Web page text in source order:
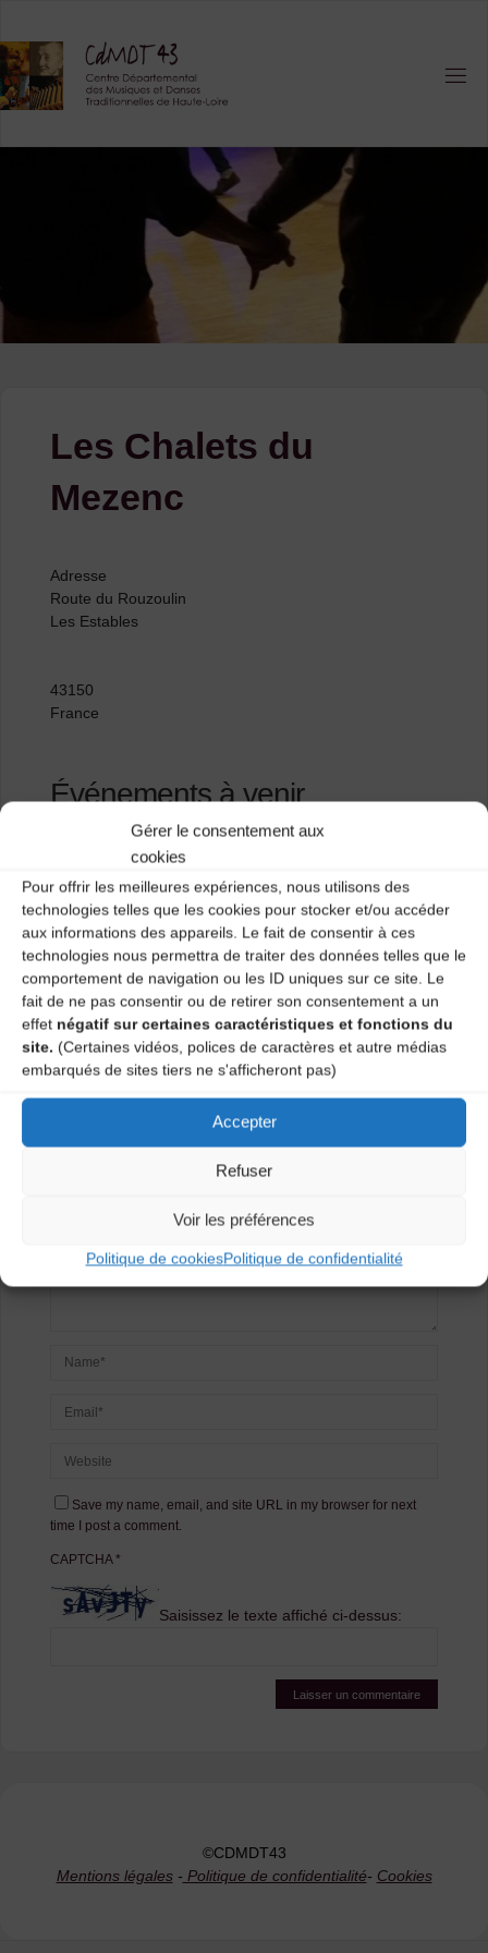
Gérer le consentement aux
cookies
Pour offrir les meilleures expériences, nous utilisons des
technologies telles que les cookies pour stocker et/ou accéder
aux informations des appareils. Le fait de consentir à ces
technologies nous permettra de traiter des données telles que le
comportement de navigation ou les ID uniques sur ce site. Le
fait de ne pas consentir ou de retirer son consentement a un
effet négatif sur certaines caractéristiques et fonctions du
site. (Certaines vidéos, polices de caractères et autre médias
embarqués de sites tiers ne s'afficheront pas)
Accepter
Refuser
Voir les préférences
Politique de cookiesPolitique de confidentialité
content
Les Chalets du
Mezenc
Adresse
Route du Rouzoulin
Les Estables
43150
France
Événements à venir
Ecole Calandreta
Allègre
Laisser un
commentaire
Save my name, email, and site URL in my browser for next
time I post a comment.
CAPTCHA*
Saisissez le texte affiché ci-dessus:
©CDMDT43
Mentions légales- Politique de confidentialité- Cookies